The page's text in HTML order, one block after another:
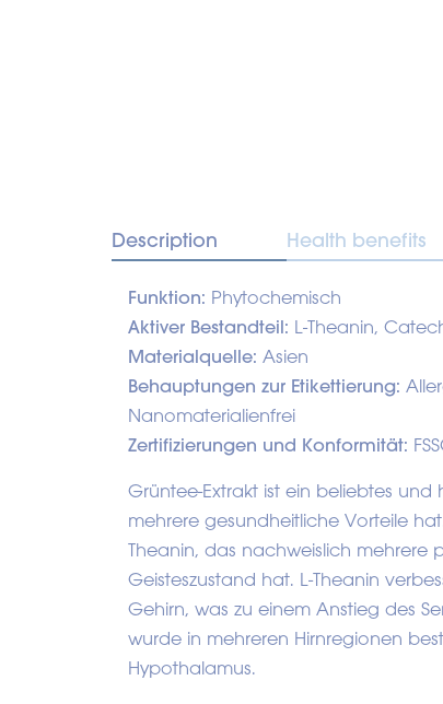
Description Health benefits
Funktion: Phytochemisch
Aktiver Bestandteil: L-Theanin,
Materialquelle: Asien
Behauptungen zur Etikettierung:
Nanomaterialienfrei
Zertifizierungen und Konformität:
Grüntee-Extrakt ist ein beliebtes
mehrere gesundheitliche Vorteile
Theanin, das nachweislich mehrere
Geisteszustand hat. L-Theanin
Gehirn, was zu einem Anstieg des
wurde in mehreren Hirnregionen
Hypothalamus.